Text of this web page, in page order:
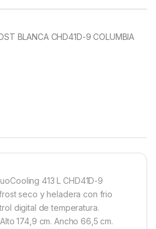
BLANCA CHD41D-9 COLUMBIA
413 L CHD41D-9
seco y heladera con frio
digital de temperatura.
174,9 cm. Ancho 66,5 cm.